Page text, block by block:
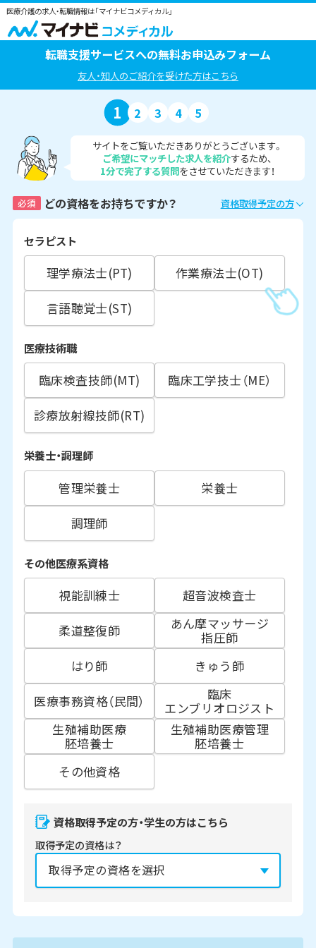
医療介護の求人・転職情報は「マイナビコメディカル」
転職支援サービスへの無料お申込みフォーム
友人・知人のご紹介を受けた方はこちら
1 2 3 4 5
サイトをご覧いただきありがとうございます。
ご希望にマッチした求人を紹介するため、
1分で完了する質問をさせていただきます！
必須 どの資格をお持ちですか？ 資格取得予定の方
セラピスト
理学療法士(PT)
作業療法士(OT)
言語聴覚士(ST)
医療技術職
臨床検査技師(MT)
臨床工学技士（ME）
診療放射線技師(RT)
栄養士・調理師
管理栄養士
栄養士
調理師
その他医療系資格
視能訓練士
超音波検査士
柔道整復師
あん摩マッサージ
指圧師
はり師
きゅう師
医療事務資格（民間）
臨床
エンブリオロジスト
生殖補助医療
胚培養士
生殖補助医療管理
胚培養士
その他資格
資格取得予定の方・学生の方はこちら
取得予定の資格は？
2027年 2028年 2029年 3月